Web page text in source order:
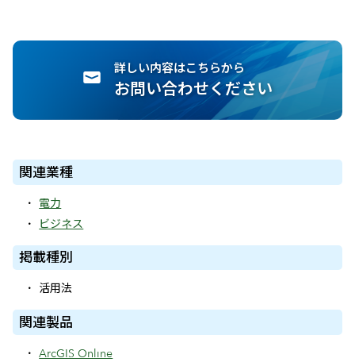
詳しい内容はこちらから
お問い合わせください
関連業種
電力
ビジネス
掲載種別
活用法
関連製品
ArcGIS Online